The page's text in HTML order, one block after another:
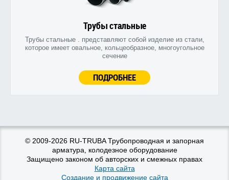
Трубы стальные
Трубы стальные . представляют собой изделие из стали,
которое имеет овальное, кольцеобразное, многоугольное
сечение
ПОДРОБНЕЕ
© 2009-2026 RU-TRUBA Трубопроводная и запорная
арматура, колодезное оборудование
Защищено законом об авторских и смежных правах
Карта сайта
Создание и продвижение сайта